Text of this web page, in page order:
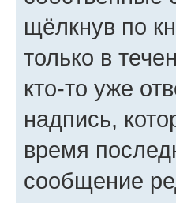
щёлкнув по
только в
кто-то уже
надпись,
время
сообщение